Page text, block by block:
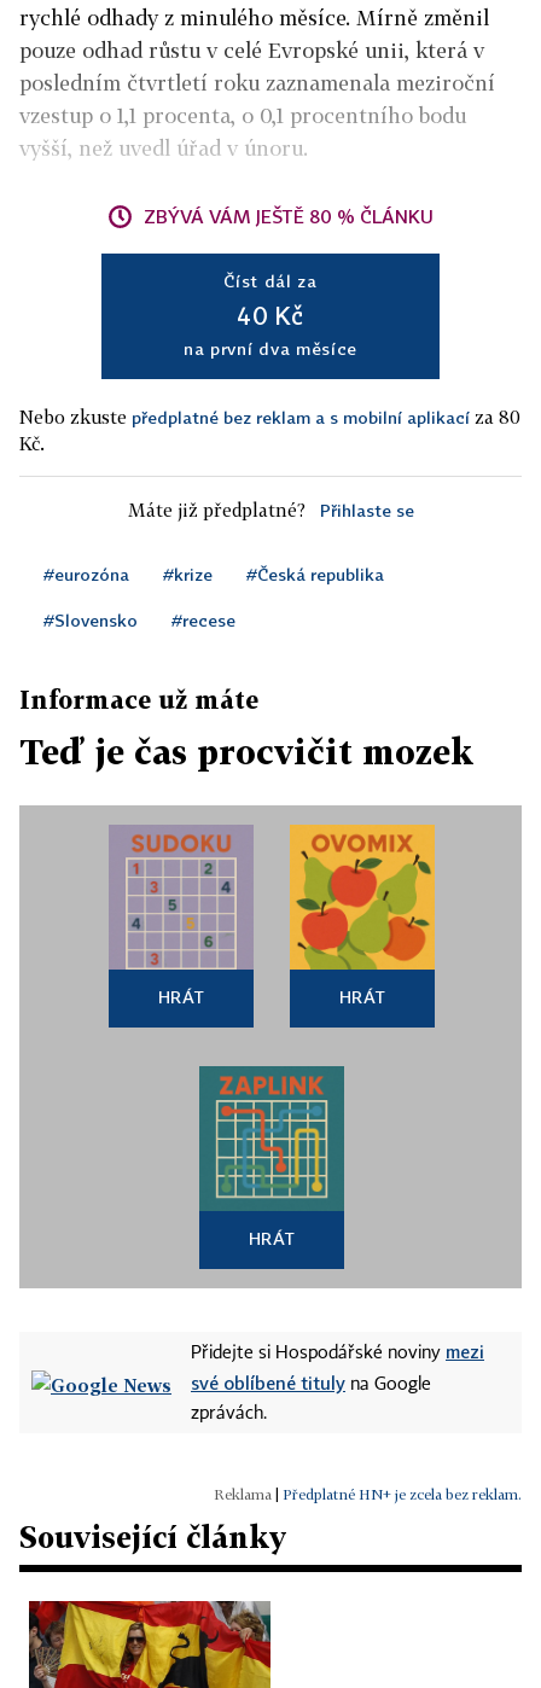
rychlé odhady z minulého měsíce. Mírně změnil
pouze odhad růstu v celé Evropské unii, která v
posledním čtvrtletí roku zaznamenala meziroční
vzestup o 1,1 procenta, o 0,1 procentního bodu
vyšší, než uvedl úřad v únoru.
ZBÝVÁ VÁM JEŠTĚ 80 % ČLÁNKU
Číst dál za
40 Kč
na první dva měsíce
Nebo zkuste předplatné bez reklam a s mobilní aplikací za 80
Kč.
Máte již předplatné? Přihlaste se
#eurozóna #krize #Česká republika
#Slovensko #recese
Informace už máte
Teď je čas procvičit mozek
HRÁT HRÁT
HRÁT
Přidejte si Hospodářské noviny mezi
své oblíbené tituly na Google
zprávách.
Předplatné HN+ je zcela bez reklam.
Související články